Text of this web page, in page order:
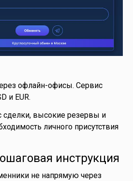
офлайн-офисы. Сервис
и EUR.
сделки, высокие резервы и
личного присутствия
инструкция
не напрямую через